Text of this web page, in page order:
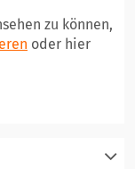
zu können,
oder hier